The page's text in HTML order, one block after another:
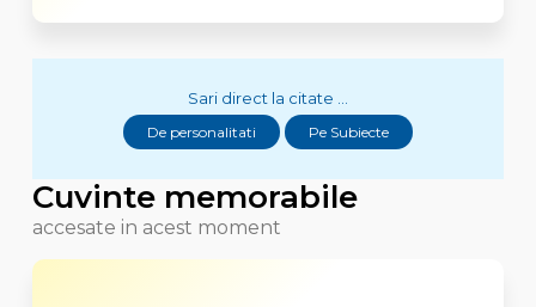
Sari direct la citate ...
De personalitati Pe Subiecte
Cuvinte memorabile
accesate in acest moment